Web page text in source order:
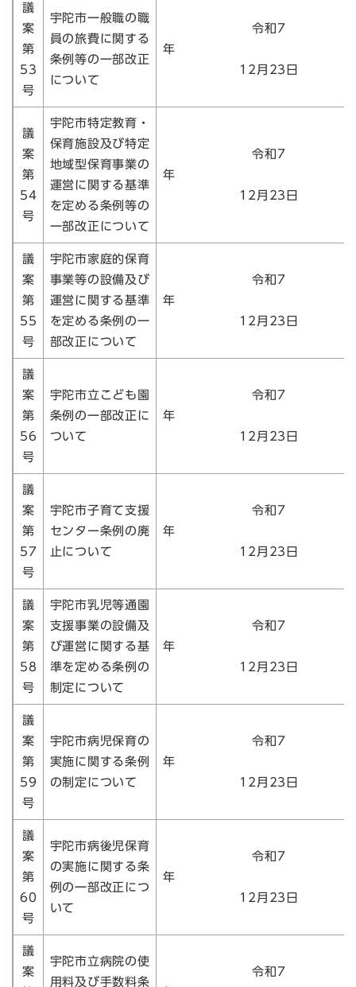
議
案
第
53
号
宇陀市一般職の職
員の旅費に関する
条例等の一部改正
について
令和7
12月23日
議
案
第
54
号
宇陀市特定教育・
保育施設及び特定
地域型保育事業の
運営に関する基準
を定める条例等の
一部改正について
令和7
12月23日
議
案
第
55
号
宇陀市家庭的保育
事業等の設備及び
運営に関する基準
を定める条例の一
部改正について
令和7
12月23日
議
案
第
56
号
宇陀市立こども園
条例の一部改正に
ついて
令和7
12月23日
議
案
第
57
号
宇陀市子育て支援
センター条例の廃
止について
令和7
12月23日
議
案
第
58
号
宇陀市乳児等通園
支援事業の設備及
び運営に関する基
準を定める条例の
制定について
令和7
12月23日
議
案
第
59
号
宇陀市病児保育の
実施に関する条例
の制定について
令和7
12月23日
議
案
第
60
号
宇陀市病後児保育
の実施に関する条
例の一部改正につ
いて
令和7
12月23日
議
案
宇陀市立病院の使
用料及び手数料条
令和7